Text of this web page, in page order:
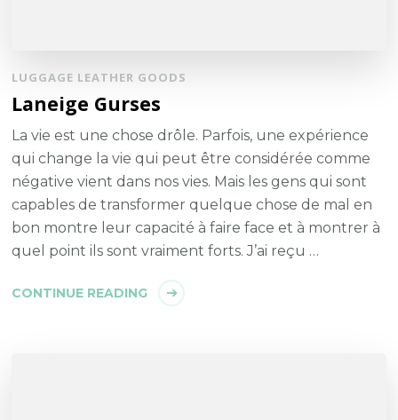
LUGGAGE LEATHER GOODS
Laneige Gurses
La vie est une chose drôle. Parfois, une expérience
qui change la vie qui peut être considérée comme
négative vient dans nos vies. Mais les gens qui sont
capables de transformer quelque chose de mal en
bon montre leur capacité à faire face et à montrer à
quel point ils sont vraiment forts. J’ai reçu …
CONTINUE READING